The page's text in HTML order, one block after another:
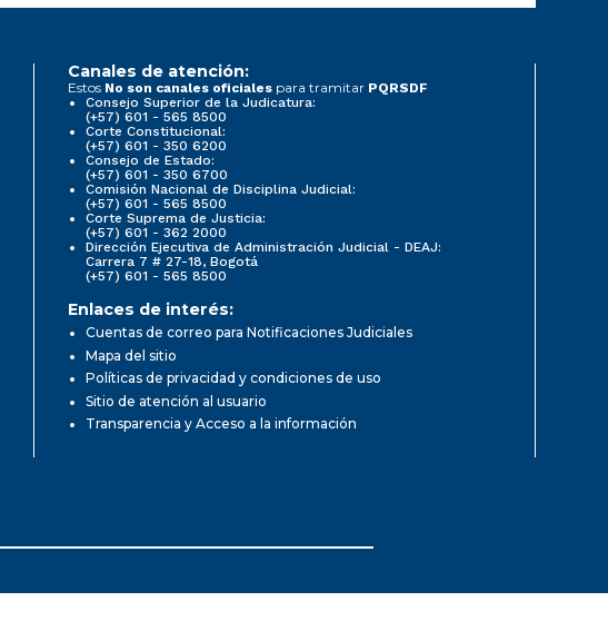
Canales de atención:
Estos No son canales oficiales para tramitar PQRSDF
Consejo Superior de la Judicatura:
(+57) 601 - 565 8500
Corte Constitucional:
(+57) 601 - 350 6200
Consejo de Estado:
(+57) 601 - 350 6700
Comisión Nacional de Disciplina Judicial:
(+57) 601 - 565 8500
Corte Suprema de Justicia:
(+57) 601 - 362 2000
Dirección Ejecutiva de Administración Judicial - DEAJ:
Carrera 7 # 27-18, Bogotá
(+57) 601 - 565 8500
Enlaces de interés:
Cuentas de correo para Notificaciones Judiciales
Mapa del sitio
Políticas de privacidad y condiciones de uso
Sitio de atención al usuario
Transparencia y Acceso a la información